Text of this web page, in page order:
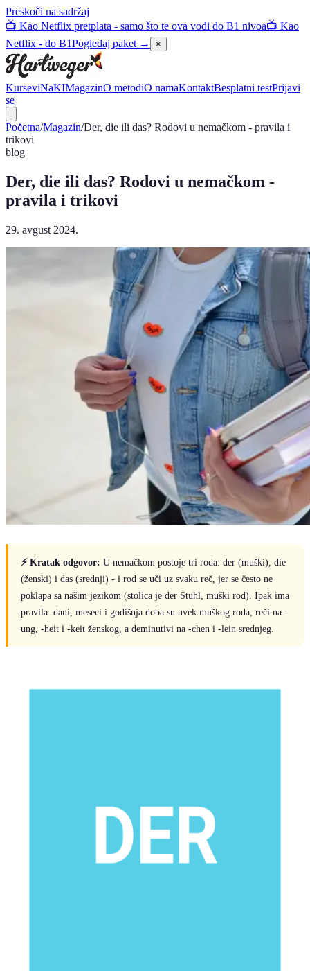
Preskoči na sadržaj
📺 Kao Netflix pretplata - samo što te ova vodi do B1 nivoa📺 Kao
Netflix - do B1Pogledaj paket → ×
KurseviNaKIMagazinO metodiO namaKontaktBesplatni testPrijavi
se
Početna/Magazin/Der, die ili das? Rodovi u nemačkom - pravila i
trikovi
blog
Der, die ili das? Rodovi u nemačkom -
pravila i trikovi
29. avgust 2024.
⚡ Kratak odgovor: U nemačkom postoje tri roda: der (muški), die
(ženski) i das (srednji) - i rod se uči uz svaku reč, jer se često ne
poklapa sa našim jezikom (stolica je der Stuhl, muški rod). Ipak ima
pravila: dani, meseci i godišnja doba su uvek muškog roda, reči na -
ung, -heit i -keit ženskog, a deminutivi na -chen i -lein srednjeg.